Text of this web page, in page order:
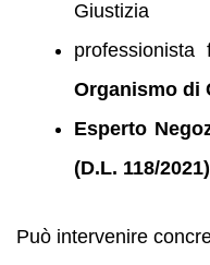
Giustizia
Organismo di
Esperto
(D.L. 118/2021)
Può intervenire